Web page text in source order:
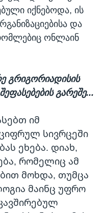
იქნებოდა, ის
და
ონლაინ
გრიგორიადისის
გარეშე...
იმ
სივრცეში
ეხება. დიახ,
რომელიც ამ
მოხდა, თუმცა
მაინც უფრო